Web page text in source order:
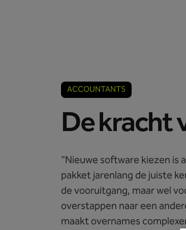
ACCOUNTANTS
De kracht
"Nieuwe software kiezen is
pakket jarenlang de juiste
de vooruitgang, maar wel
overstappen naar een
maakt overnames